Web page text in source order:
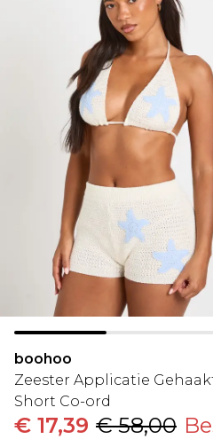
boohoo
Zeester Applicatie
Short Co-ord
€ 17,39 € 58,00